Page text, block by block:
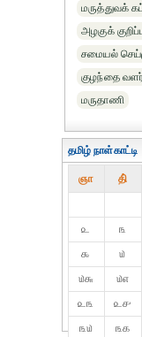
மருத்துவக்
அழகுக்
சமையல்
குழந்தை
மருதாணி
தமிழ் நாள்காட்டி
ஞா தி்
௨
௩
௯
௰
௰௬
௰௭
௨௩
௨௪
௩௰
௩௧